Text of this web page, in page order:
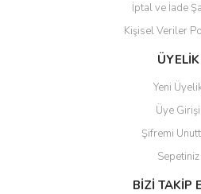
Gönder
İptal ve İade
Kişisel Veriler
ÜYELİK
Yeni
Üye Girişi
Şifremi
Sepetiniz
BİZİ TAKİP